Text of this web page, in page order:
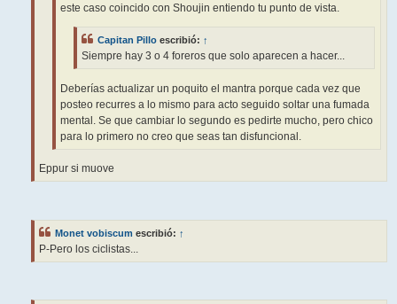
este caso coincido con Shoujin entiendo tu punto de vista.
Capitan Pillo escribió: ↑
Siempre hay 3 o 4 foreros que solo aparecen a hacer...
Deberías actualizar un poquito el mantra porque cada vez que
posteo recurres a lo mismo para acto seguido soltar una fumada
mental. Se que cambiar lo segundo es pedirte mucho, pero chico
para lo primero no creo que seas tan disfuncional.
Eppur si muove
Monet vobiscum escribió: ↑
P-Pero los ciclistas...